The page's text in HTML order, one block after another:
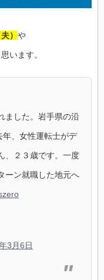
） や
います。
ました。岩手県の沿
年、女性運転士がデ
、２３歳です。一度
ーン就職した地元へ
3月6日